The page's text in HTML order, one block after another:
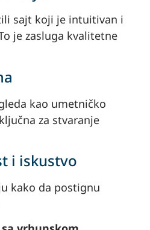
sajt koji je intuitivan i
je zasluga kvalitetne
kao umetničko
za stvaranje
i iskustvo
kako da postignu